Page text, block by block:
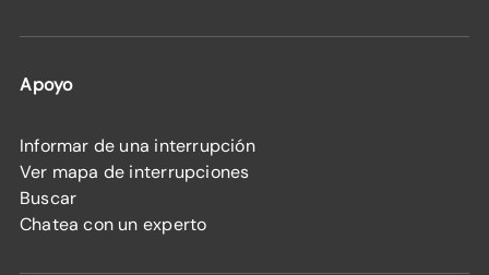
Apoyo
Informar de una interrupción
Ver mapa de interrupciones
Buscar
Chatea con un experto